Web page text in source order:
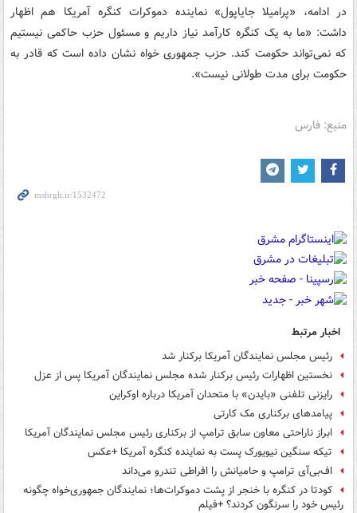
در ادامه، «پرامیلا جایاپول» نماینده دموکرات کنگره آمریکا هم اظهار
داشت: «ما به یک کنگره کارآمد نیاز داریم و مسئول حزب حاکمی نیستیم
که نمی‌تواند حکومت کند. حزب جمهوری خواه نشان داده است که قادر به
حکومت برای مدت طولانی نیست».
منبع: فارس
اخبار مرتبط
رئیس مجلس نمایندگان آمریکا برکنار شد
نخستین اظهارات رئیس برکنار شده مجلس نمایندگان آمریکا پس از عزل
رایزنی تلفنی «بایدن» با متحدان آمریکا درباره اوکراین
پیامدهای برکناری مک کارتی
ابراز ناراحتی معاون سابق ترامپ از برکناری رئیس مجلس نمایندگان آمریکا
تیکه سنگین نیویورک پست به نماینده کنگره آمریکا +عکس
اف‌بی‌آی ترامپ و حامیانش را افراطی تندرو می‌داند
کودتا در کنگره با خنجر از پشت دموکرات‌ها؛ نمایندگان جمهوری‌خواه چگونه
رئیس خود را سرنگون کردند؟ +فیلم